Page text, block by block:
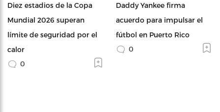
Diez estadios de la Copa
Mundial 2026 superan
límite de seguridad por el
calor
0
Daddy Yankee firma
acuerdo para impulsar el
fútbol en Puerto Rico
0